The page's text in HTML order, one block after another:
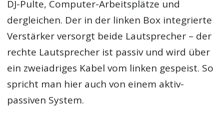
DJ-Pulte, Computer-Arbeitsplätze und
dergleichen. Der in der linken Box integrierte
Verstärker versorgt beide Lautsprecher – der
rechte Lautsprecher ist passiv und wird über
ein zweiadriges Kabel vom linken gespeist. So
spricht man hier auch von einem aktiv-
passiven System.